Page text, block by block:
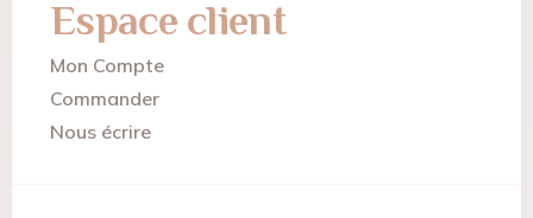
Espace client
Mon Compte
Commander
Nous écrire